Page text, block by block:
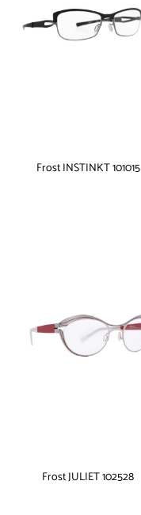
Frost INSTINKT 101015
Frost JULIET 102528